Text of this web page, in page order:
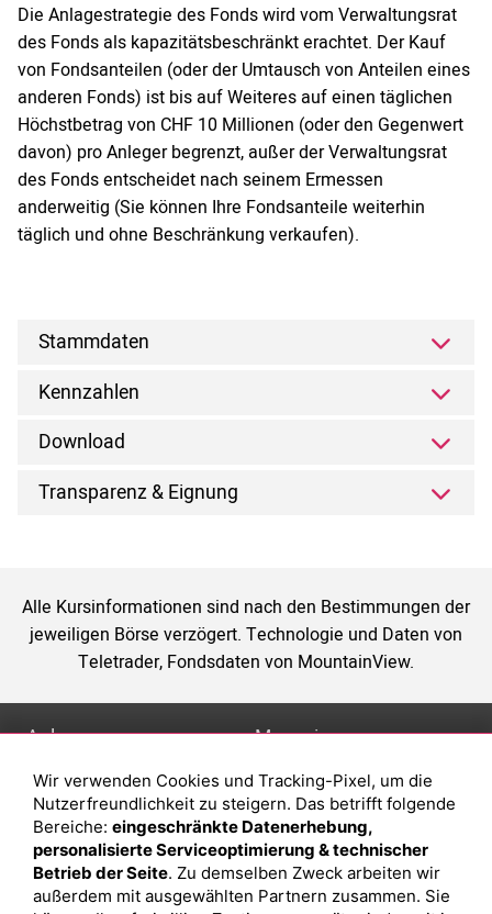
Die Anlagestrategie des Fonds wird vom Verwaltungsrat
des Fonds als kapazitätsbeschränkt erachtet. Der Kauf
von Fondsanteilen (oder der Umtausch von Anteilen eines
anderen Fonds) ist bis auf Weiteres auf einen täglichen
Höchstbetrag von CHF 10 Millionen (oder den Gegenwert
davon) pro Anleger begrenzt, außer der Verwaltungsrat
des Fonds entscheidet nach seinem Ermessen
anderweitig (Sie können Ihre Fondsanteile weiterhin
täglich und ohne Beschränkung verkaufen).
Stammdaten
Kennzahlen
Download
Transparenz & Eignung
Alle Kursinformationen sind nach den Bestimmungen der
jeweiligen Börse verzögert. Technologie und Daten von
Teletrader, Fondsdaten von MountainView.
Anlage
Depot eröffnen
Depot vergleichen
Junior Depot
Top-Seller-Fonds
Magazin
Was sind sind ETFs?
Sparplan Vorteile
Was ist ein Fonds?
Wir verwenden Cookies und Tracking-Pixel, um die
Nutzerfreundlichkeit zu steigern. Das betrifft folgende
Bereiche: eingeschränkte Datenerhebung,
personalisierte Serviceoptimierung & technischer
Betrieb der Seite. Zu demselben Zweck arbeiten wir
außerdem mit ausgewählten Partnern zusammen. Sie